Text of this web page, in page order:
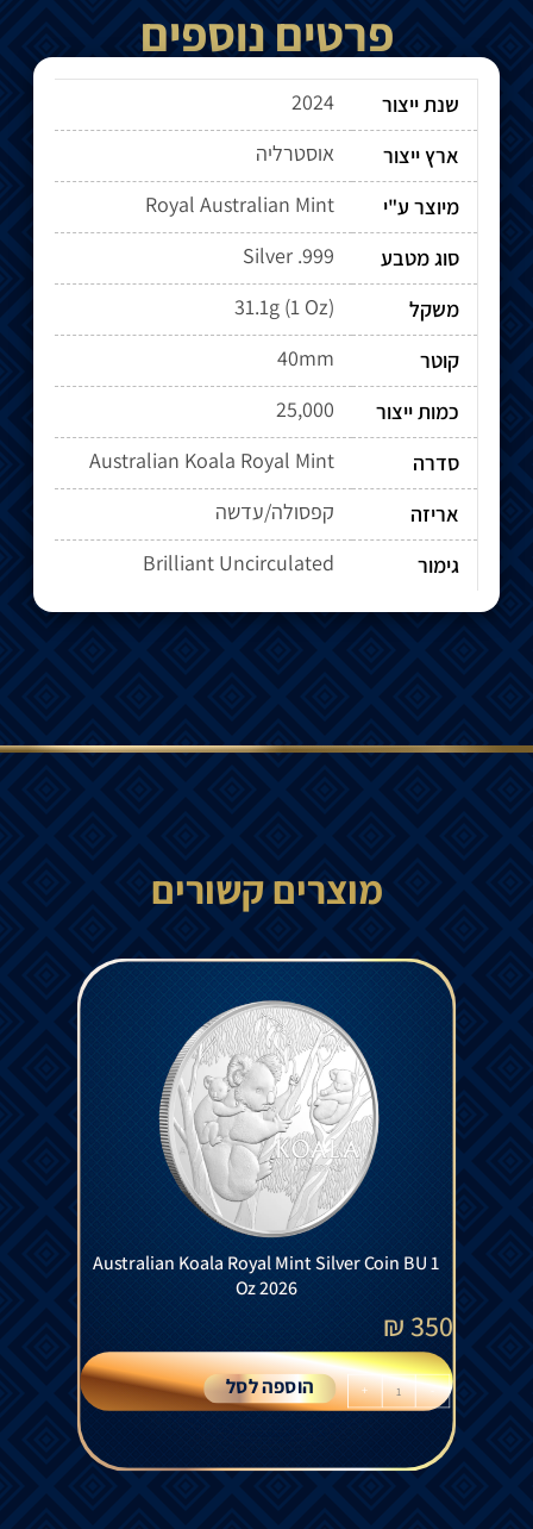
פרטים נוספים
שנת ייצור
2024
ארץ ייצור
אוסטרליה
מיוצר ע"י
Royal Australian Mint
סוג מטבע
Silver .999
משקל
31.1g (1 Oz)
קוטר
40mm
כמות ייצור
25,000
סדרה
אריזה
קפסולה/עדשה
גימור
Brilliant Uncirculated
מוצרים קשורים
Australian Koala Royal Mint Silver Coin BU 1
Oz 2026
350
₪
-
+ הוספה לסל